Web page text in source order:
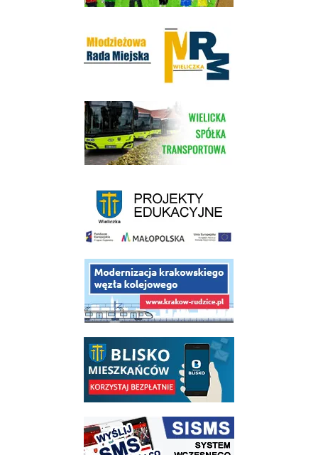
link do strony Wielickiej Spółki Transportowej
link do opisu projektu budowy linii kolejowej Krakow Rudzice
link do opisu aplikacji - BLISKO, Gmina Wieliczka w aplikacji Blisko
link do strony systemu wczesnego ostrzegania mieszkańców SISMS